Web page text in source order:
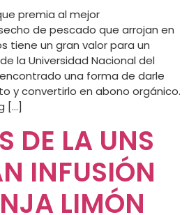
premia al mejor
de pescado que arrojan en
tiene un gran valor para un
la Universidad Nacional del
encontrado una forma de darle
y convertirlo en abono orgánico.
[…]
DE LA UNS
INFUSIÓN
LIMÓN